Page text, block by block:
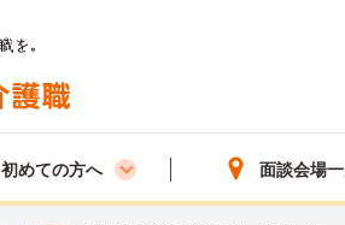
初めての方へ 面談会場